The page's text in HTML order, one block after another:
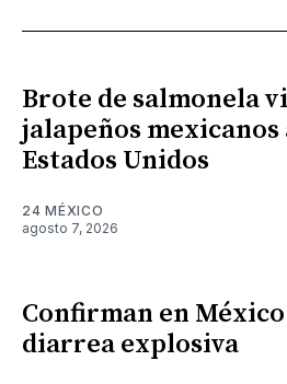
Brote de salmonela
jalapeños
Estados Unidos
24 MÉXICO
agosto 7, 2026
Confirman en México
diarrea explosiva